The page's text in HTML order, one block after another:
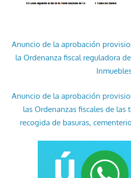
Anuncio de la aprobación
la Ordenanza fiscal reguladora
Anuncio de la aprobación
las Ordenanzas fiscales de las
recogida de basuras,